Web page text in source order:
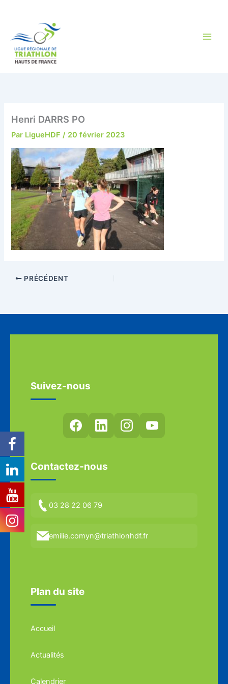
Henri DARRS PO
Par LigueHDF/ 20 février 2023
PRÉCÉDENT
Suivez-nous
Contactez-nous
03 28 22 06 79
emilie.comyn@triathlonhdf.fr
Plan du site
Accueil
Actualités
Calendrier